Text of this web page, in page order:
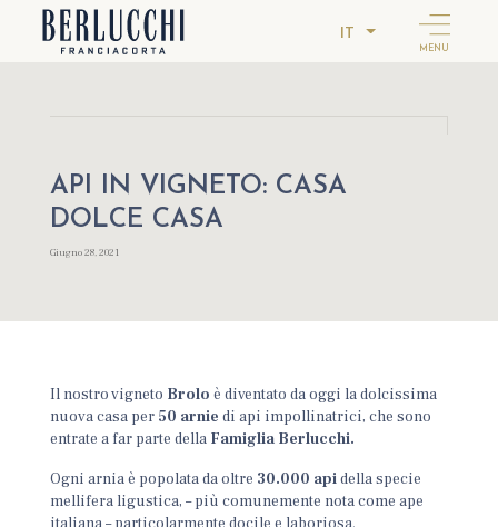
IT
MENU
API IN VIGNETO: CASA
DOLCE CASA
Giugno 28, 2021
Il nostro vigneto Brolo è diventato da oggi la dolcissima
nuova casa per 50 arnie di api impollinatrici, che sono
entrate a far parte della Famiglia Berlucchi.
Ogni arnia è popolata da oltre 30.000 apidella specie
mellifera ligustica, – più comunemente nota come ape